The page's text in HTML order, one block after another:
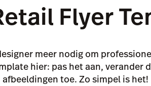
Flyer
meer nodig om
hier: pas het aan, verander
afbeeldingen toe. Zo simpel is het!